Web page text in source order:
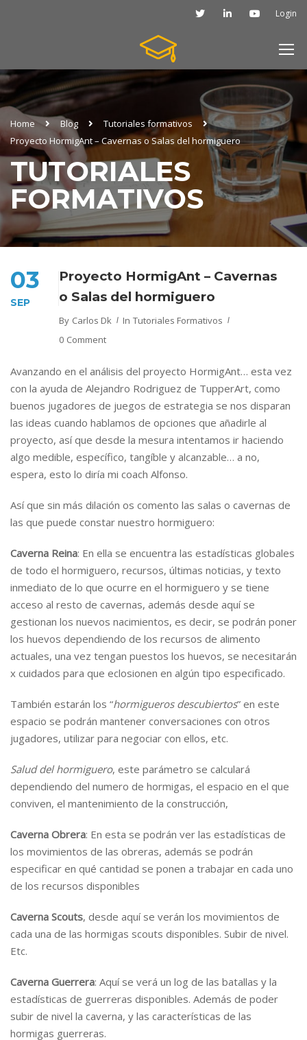
Login
Home Blog
Tutoriales formativos
Proyecto HormigAnt – Cavernas o Salas del hormiguero
TUTORIALES
FORMATIVOS
03
SEP
Proyecto HormigAnt – Cavernas
o Salas del hormiguero
By Carlos Dk In Tutoriales Formativos
0 Comment
Avanzando en el análisis del proyecto HormigAnt… esta vez
con la ayuda de Alejandro Rodriguez de TupperArt, como
buenos jugadores de juegos de estrategia se nos disparan
las ideas cuando hablamos de opciones que añadirle al
proyecto, así que desde la mesura intentamos ir haciendo
algo medible, específico, tangíble y alcanzable… a no,
espera, esto lo diría mi coach Alfonso.
Así que sin más dilación os comento las salas o cavernas de
las que puede constar nuestro hormiguero:
Caverna Reina: En ella se encuentra las estadísticas globales
de todo el hormiguero, recursos, últimas noticias, y texto
inmediato de lo que ocurre en el hormiguero y se tiene
acceso al resto de cavernas, además desde aquí se
gestionan los nuevos nacimientos, es decir, se podrán poner
los huevos dependiendo de los recursos de alimento
actuales, una vez tengan puestos los huevos, se necesitarán
x cuidados para que eclosionen en algún tipo especificado.
También estarán los “hormigueros descubiertos” en este
espacio se podrán mantener conversaciones con otros
jugadores, utilizar para negociar con ellos, etc.
Salud del hormiguero, este parámetro se calculará
dependiendo del numero de hormigas, el espacio en el que
conviven, el mantenimiento de la construcción,
Caverna Obrera: En esta se podrán ver las estadísticas de
los movimientos de las obreras, además se podrán
especificar en qué cantidad se ponen a trabajar en cada uno
de los recursos disponibles
Caverna Scouts, desde aquí se verán los movimientos de
cada una de las hormigas scouts disponibles. Subir de nivel.
Etc.
Caverna Guerrera: Aquí se verá un log de las batallas y la
estadísticas de guerreras disponibles. Además de poder
subir de nivel la caverna, y las características de las
hormigas guerreras.